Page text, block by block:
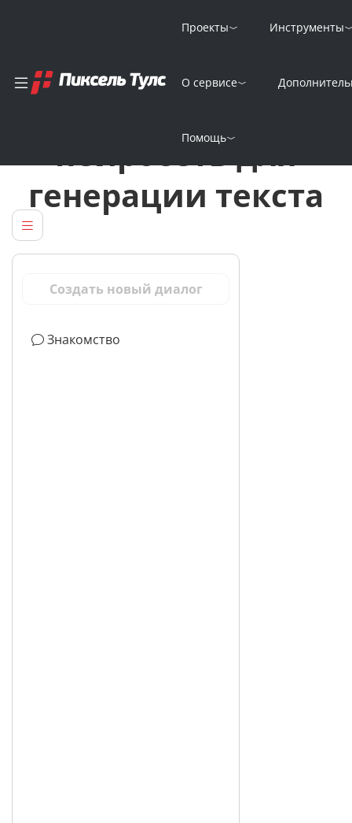
Проекты Инструменты
О сервисе
Помощь
нейросеть для
генерации текста
Создать новый диалог
Знакомство